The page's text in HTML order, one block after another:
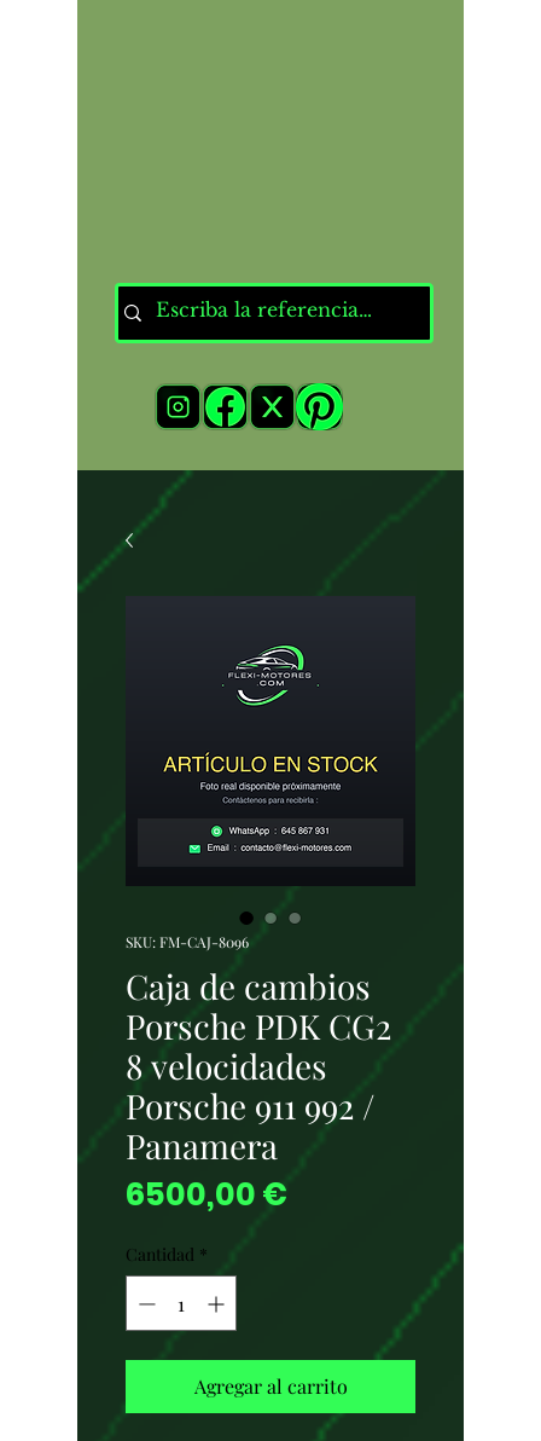
SKU: FM-CAJ-8096
Caja de cambios
Porsche PDK CG2
8 velocidades
Porsche 911 992 /
Panamera
6500,00 €Precio
Cantidad *
Agregar al carrito